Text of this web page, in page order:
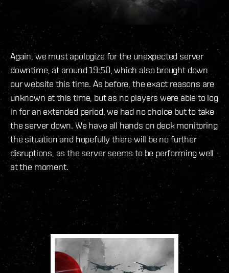
Again, we must apologize for the unexpected server
downtime, at around 19:50, which also brought down
our website this time. As before, the exact reasons are
unknown at this time, but as no players were able to log
in for an extended period, we had no choice but to take
the server down. We have all hands on deck monitoring
the situation and hopefully there will be no further
disruptions, as the server seems to be performing well
at the moment.